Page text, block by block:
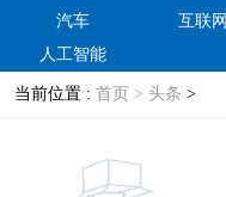
汽车
互联网
人工智能
当前位置 : 首页 > 头条 >